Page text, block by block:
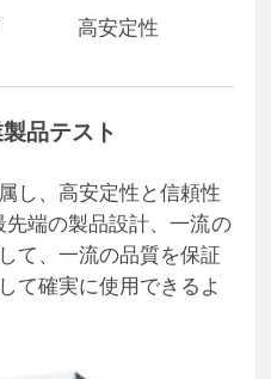
高安定性
品テスト
し、高安定性と信頼性
端の製品設計、一流の
て、一流の品質を保証
て確実に使用できるよ